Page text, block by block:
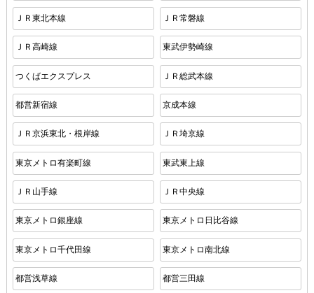
ＪＲ東北本線 ＪＲ常磐線
ＪＲ高崎線 東武伊勢崎線
つくばエクスプレス ＪＲ総武本線
都営新宿線 京成本線
ＪＲ京浜東北・根岸線 ＪＲ埼京線
東京メトロ有楽町線 東武東上線
ＪＲ山手線 ＪＲ中央線
東京メトロ銀座線 東京メトロ日比谷線
東京メトロ千代田線 東京メトロ南北線
都営浅草線 都営三田線